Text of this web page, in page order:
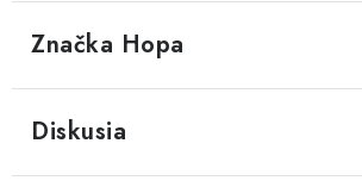
Značka Hopa
Diskusia